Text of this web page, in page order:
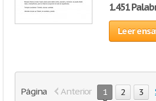
1.451
Leer
Página Anterior 1 2 3